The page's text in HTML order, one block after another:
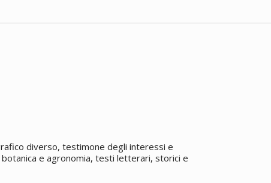
diverso, testimone degli interessi e
e agronomia, testi letterari, storici e